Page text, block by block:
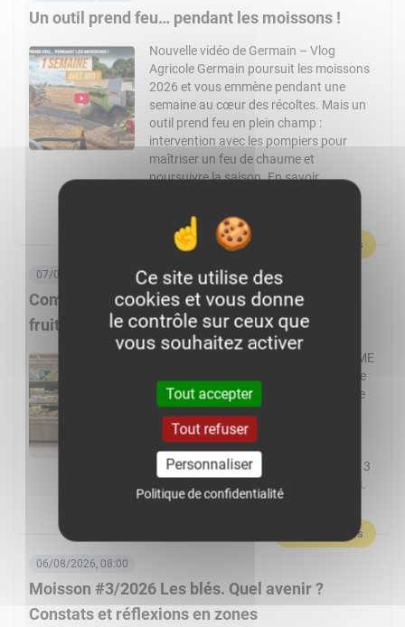
Un outil prend feu… pendant les moissons !
Nouvelle vidéo de Germain – Vlog
Agricole Germain poursuit les moissons
2026 et vous emmène pendant une
semaine au cœur des récoltes. Mais un
outil prend feu en plein champ :
intervention avec les pompiers pour
maîtriser un feu de chaume et
poursuivre la saison. En savoir
l’agriculture et par le machinisme, […]
En savoir plus
Comment Frais Émincés dynamise le rayon
fruits et légumes ?
07/08/2026, 06:00
Spécialiste de la fraîche découpe, la PME
de Pontchâteau affiche une croissance
à deux chiffres. Elle transforme plus de
cent fruits et légumes différents et
réalise 80 % de ses ventes en GMS.
L’usine Frais Émincés de Pontchâteau
(44) pourrait cette année dépasser les 3
000 t de fruits et légumes transformés.
Un volume réalisé […]
En savoir plus
Moisson #3/2026 Les blés. Quel avenir ?
Constats et réflexions en zones
06/08/2026, 08:00
Ce site utilise des
cookies et vous donne
le contrôle sur ceux que
vous souhaitez activer
Tout accepter
Tout refuser
Personnaliser
Politique de confidentialité